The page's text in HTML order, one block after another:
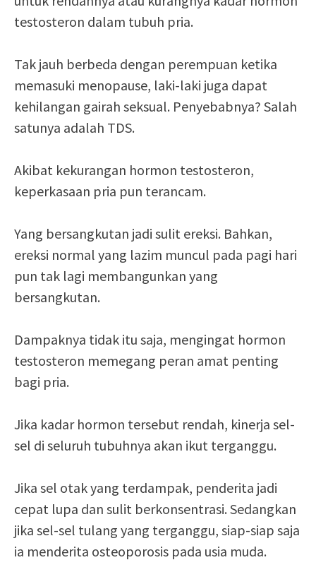
testosteron dalam tubuh pria.
Tak jauh berbeda dengan perempuan ketika
memasuki menopause, laki-laki juga dapat
kehilangan gairah seksual. Penyebabnya? Salah
satunya adalah TDS.
Akibat kekurangan hormon testosteron,
keperkasaan pria pun terancam.
Yang bersangkutan jadi sulit ereksi. Bahkan,
ereksi normal yang lazim muncul pada pagi hari
pun tak lagi membangunkan yang
bersangkutan.
Dampaknya tidak itu saja, mengingat hormon
testosteron memegang peran amat penting
bagi pria.
Jika kadar hormon tersebut rendah, kinerja sel-
sel di seluruh tubuhnya akan ikut terganggu.
Jika sel otak yang terdampak, penderita jadi
cepat lupa dan sulit berkonsentrasi. Sedangkan
jika sel-sel tulang yang terganggu, siap-siap saja
ia menderita osteoporosis pada usia muda.